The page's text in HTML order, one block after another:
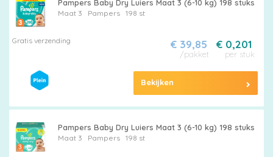
Pampers Baby Dry Luiers Maat 3 (6-10 kg) 198 stuks
Maat 3 Pampers 198 st
Gratis verzending € 0,201
per stuk
€ 39,85
/pakket
Bekijken
Pampers Baby Dry Luiers Maat 3 (6-10 kg) 198 stuks
Maat 3 Pampers 198 st